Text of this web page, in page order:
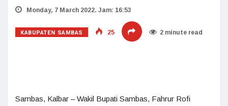
Monday, 7 March 2022. Jam: 16:53
KABUPATEN SAMBAS 25 2 minute read
Sambas, Kalbar – Wakil Bupati Sambas, Fahrur Rofi